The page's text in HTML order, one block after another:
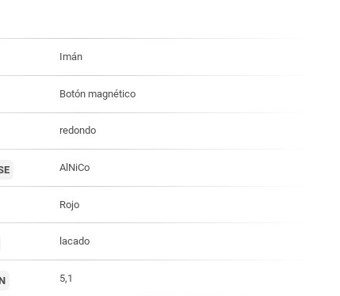
Imán
Botón magnético
redondo
AlNiCo
Rojo
lacado
5,1